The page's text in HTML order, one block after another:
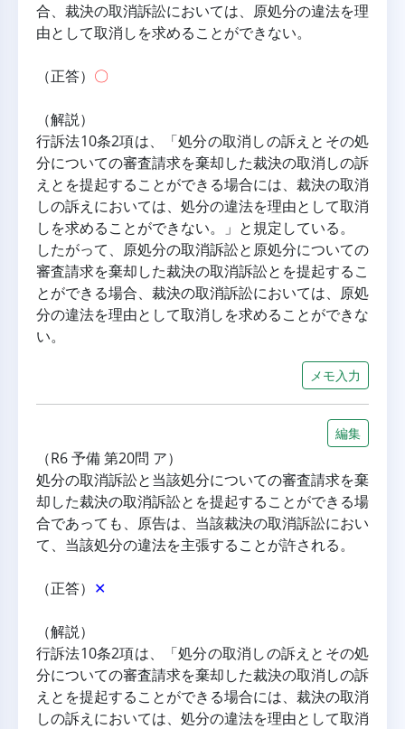
合、裁決の取消訴訟においては、原処分の違法を理
由として取消しを求めることができない。
（正答） 〇
（解説）
行訴法10条2項は、「処分の取消しの訴えとその処
分についての審査請求を棄却した裁決の取消しの訴
えとを提起することができる場合には、裁決の取消
しの訴えにおいては、処分の違法を理由として取消
しを求めることができない。」と規定している。
したがって、原処分の取消訴訟と原処分についての
審査請求を棄却した裁決の取消訴訟とを提起するこ
とができる場合、裁決の取消訴訟においては、原処
分の違法を理由として取消しを求めることができな
い。
メモ入力
編集
（R6 予備 第20問 ア）
処分の取消訴訟と当該処分についての審査請求を棄
却した裁決の取消訴訟とを提起することができる場
合であっても、原告は、当該裁決の取消訴訟におい
て、当該処分の違法を主張することが許される。
（正答） ✕
（解説）
行訴法10条2項は、「処分の取消しの訴えとその処
分についての審査請求を棄却した裁決の取消しの訴
えとを提起することができる場合には、裁決の取消
しの訴えにおいては、処分の違法を理由として取消